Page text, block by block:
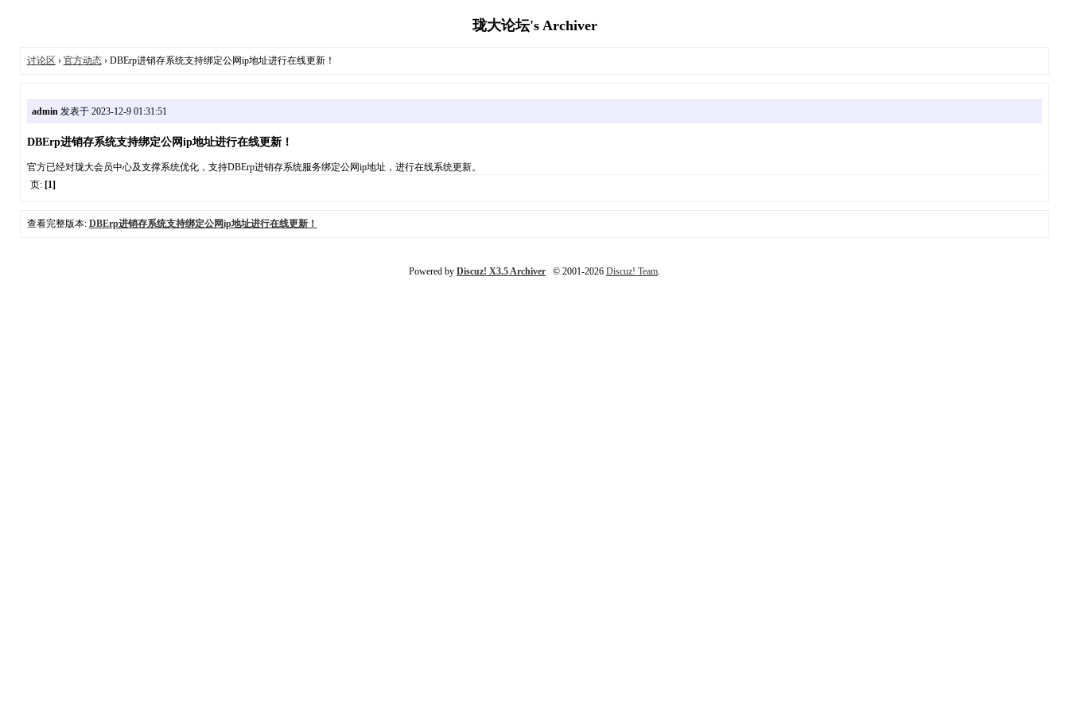
珑大论坛's Archiver
讨论区 › 官方动态› DBErp进销存系统支持绑定公网ip地址进行在线更新！
admin发表于 2023-12-9 01:31:51
DBErp进销存系统支持绑定公网ip地址进行在线更新！
官方已经对珑大会员中心及支撑系统优化，支持DBErp进销存系统服务绑定公网ip地址，进行在线系统更新。
页: [1]
查看完整版本: DBErp进销存系统支持绑定公网ip地址进行在线更新！
Powered by Discuz! X3.5 Archiver © 2001-2026 Discuz! Team.